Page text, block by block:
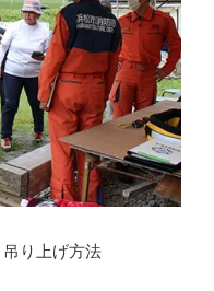
り上げ方法